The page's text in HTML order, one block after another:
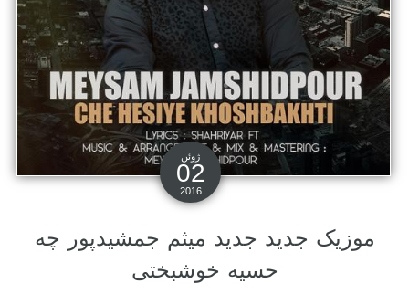
ژوئن
02
2016
موزیک جدید جديد میثم جمشیدپور چه
حسیه خوشبختی